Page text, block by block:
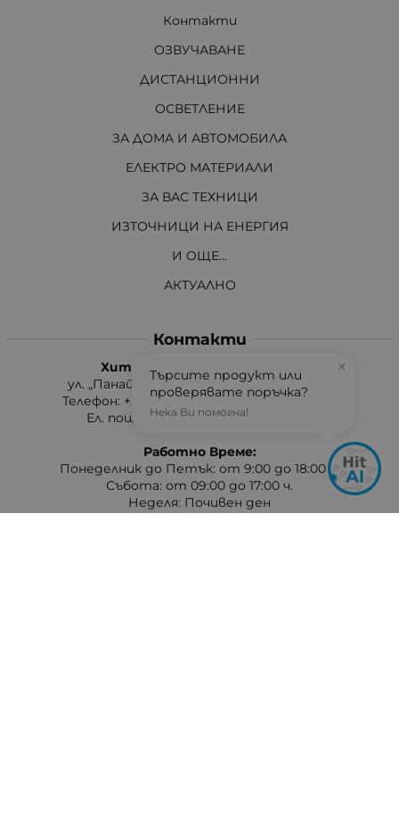
Контакти
ОЗВУЧАВАНЕ
ДИСТАНЦИОННИ
ОСВЕТЛЕНИЕ
ЗА ДОМА И АВТОМОБИЛА
ЕЛЕКТРО МАТЕРИАЛИ
ЗА ВАС ТЕХНИЦИ
ИЗТОЧНИЦИ НА ЕНЕРГИЯ
И ОЩЕ...
АКТУАЛНО
Контакти
Хит Електроникс Монтана
ул. „Панайот Хитов“ 46, 3400 Монтана
Телефон: +359 96 304 314 / +359 876 304314
Ел. поща: info:at:hit-electronics.com
Работно Време:
Понеделник до Петък: от 9:00 до 18:00 ч.
Събота: от 09:00 до 17:00 ч.
Неделя: Почивен ден
×
Търсите продукт или
проверявате поръчка?
Нека Ви помогна!